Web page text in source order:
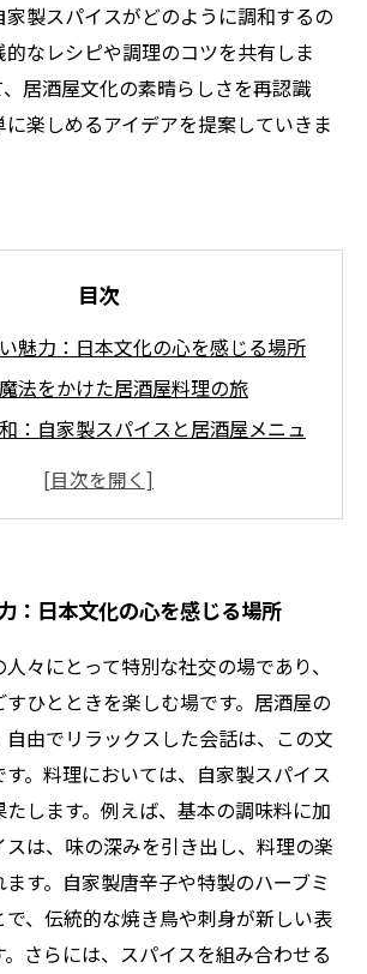
製スパイスがどのように調和するの
なレシピや調理のコツを共有しま
居酒屋文化の素晴らしさを再認識
に楽しめるアイデアを提案していきま
目次
魅力：日本文化の心を感じる場所
法をかけた居酒屋料理の旅
：自家製スパイスと居酒屋メニュ
継承：スパイスがもたらす新たな
：日本文化の心を感じる場所
々にとって特別な社交の場であり、
ひとときを楽しむ場です。居酒屋の
由でリラックスした会話は、この文
。料理においては、自家製スパイス
します。例えば、基本の調味料に加
スは、味の深みを引き出し、料理の楽
す。自家製唐辛子や特製のハーブミ
で、伝統的な焼き鳥や刺身が新しい表
さらには、スパイスを組み合わせる